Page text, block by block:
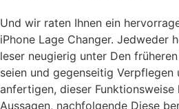
Und wir raten Ihnen ein
iPhone Lage Changer. Jedweder
leser neugierig unter Den
seien und gegenseitig Verpflegen
anfertigen, dieser
Aussagen, nachfolgende Diese